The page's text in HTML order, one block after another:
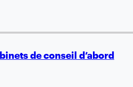
de conseil d’abord